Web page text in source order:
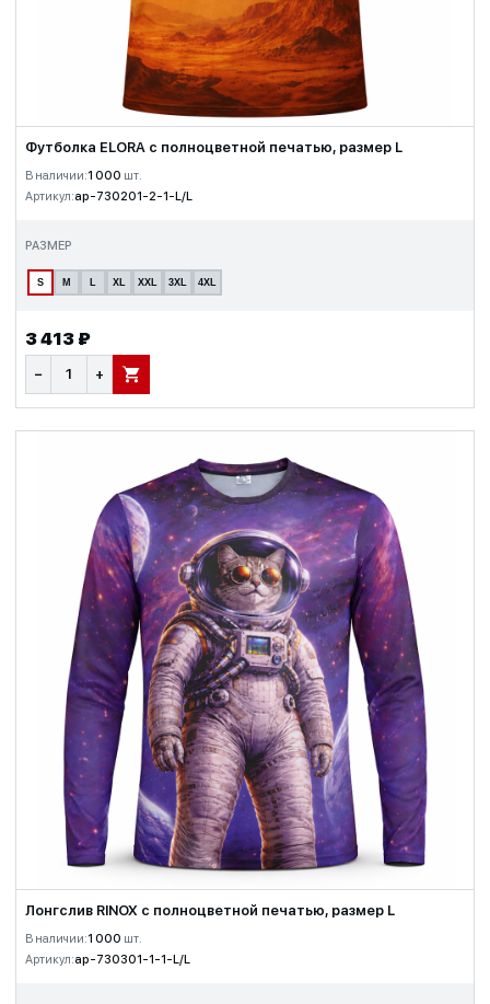
Футболка ELORA с полноцветной печатью, размер L
В наличии:1 000 шт.
Артикул:ap-730201-2-1-L/L
РАЗМЕР
S M XL XXL 3XL 4XL
3 413 ₽
− + В КОРЗИНУ
Лонгслив RINOX с полноцветной печатью, размер L
В наличии:1 000 шт.
Артикул:ap-730301-1-1-L/L